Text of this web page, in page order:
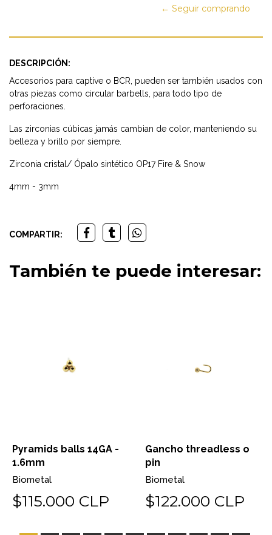
← Seguir comprando
DESCRIPCIÓN:
Accesorios para captive o BCR, pueden ser también usados con
otras piezas como circular barbells, para todo tipo de
perforaciones.
Las zirconias cúbicas jamás cambian de color, manteniendo su
belleza y brillo por siempre.
Zirconia cristal/ Ópalo sintético OP17 Fire & Snow
4mm - 3mm
COMPARTIR:
También te puede interesar:
Pyramids balls 14GA -
1.6mm
Biometal
$115.000 CLP
Gancho threadless o
pin
Biometal
$122.000 CLP